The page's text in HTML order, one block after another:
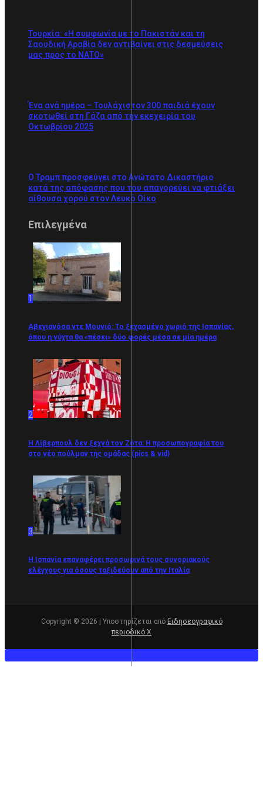
Τουρκία: «Η συμφωνία με το Πακιστάν και τη
Σαουδική Αραβία δεν αντιβαίνει στις δεσμεύσεις
μας προς το ΝΑΤΟ»
Ένα ανά ημέρα – Τουλάχιστον 300 παιδιά έχουν
σκοτωθεί στη Γάζα από την εκεχειρία του
Οκτωβρίου 2025
Ο Τραμπ προσφεύγει στο Ανώτατο Δικαστήριο
κατά της απόφασης που του απαγορεύει να φτιάξει
αίθουσα χορού στον Λευκό Οίκο
Επιλεγμένα
1
Αβεγιανόσα ντε Μουνιό: Το ξεχασμένο χωριό της Ισπανίας,
όπου η νύχτα θα «πέσει» δύο φορές μέσα σε μία ημέρα
2
Η Λίβερπουλ δεν ξεχνά τον Ζότα: Η προσωπογραφία του
στο νέο πούλμαν της ομάδας (pics & vid)
3
Η Ισπανία επαναφέρει προσωρινά τους συνοριακούς
ελέγχους για όσους ταξιδεύουν από την Ιταλία
Copyright © 2026 | Υποστηρίζεται από Ειδησεογραφικό
περιοδικό Χ